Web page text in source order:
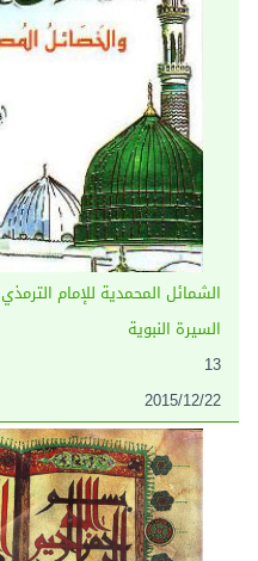
الشمائل المحمدية للإمام الترمذي
السيرة النبوية
13
2015/12/22